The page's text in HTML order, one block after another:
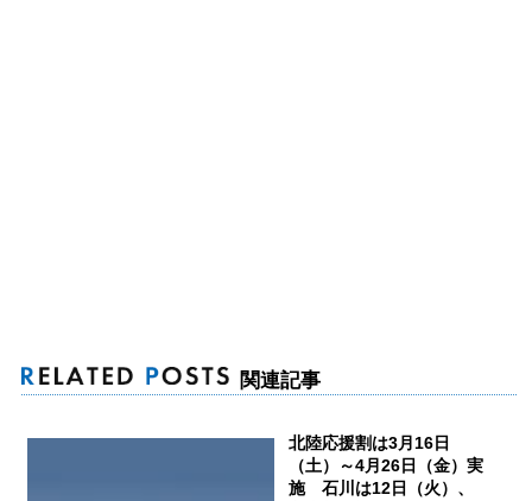
関連記事
北陸応援割は3月16日
（土）～4月26日（金）実
施 石川は12日（火）、